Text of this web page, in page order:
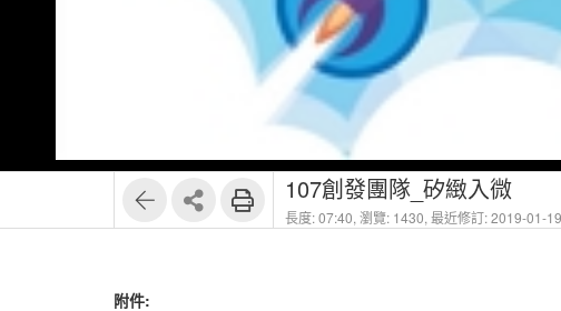
107創發團隊_矽緻入微
長度: 07:40, 瀏覽: 1430, 最近修訂: 2019-01-19
附件: